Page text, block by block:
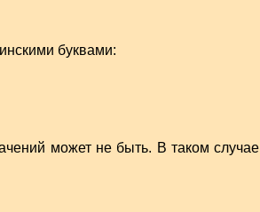
буквами:
может не быть. В таком случае